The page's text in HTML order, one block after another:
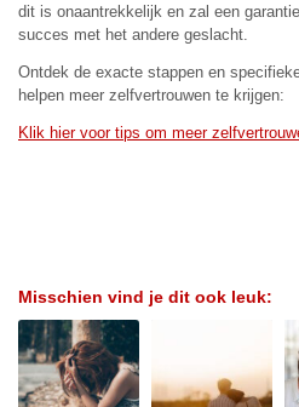
dit is onaantrekkelijk en zal een
succes met het andere geslacht.
Ontdek de exacte stappen en
helpen meer zelfvertrouwen te krijgen:
Klik hier voor tips om meer
Misschien vind je dit ook leuk: